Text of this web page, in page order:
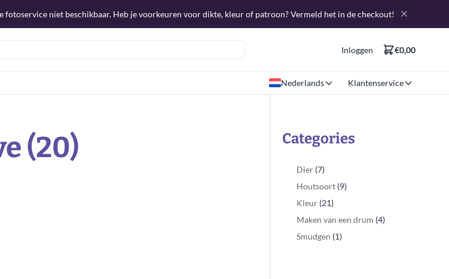
niet beschikbaar. Heb je voorkeuren voor dikte, kleur of patroon? Vermeld het in de checkout!
Inloggen €0,00
Nederlands Klantenservice
(20) Categories
Dier (7)
Houtsoort (9)
Kleur (21)
Maken van een drum (4)
Smudgen (1)